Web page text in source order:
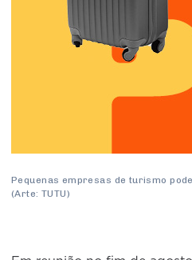
Pequenas empresas de turismo
(Arte: TUTU)